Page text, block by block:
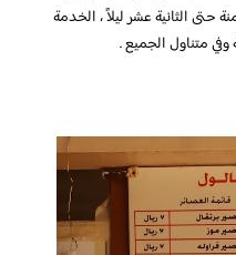
حتى الثانية عشر ليلاً ، الخدمة
متناول الجميع .